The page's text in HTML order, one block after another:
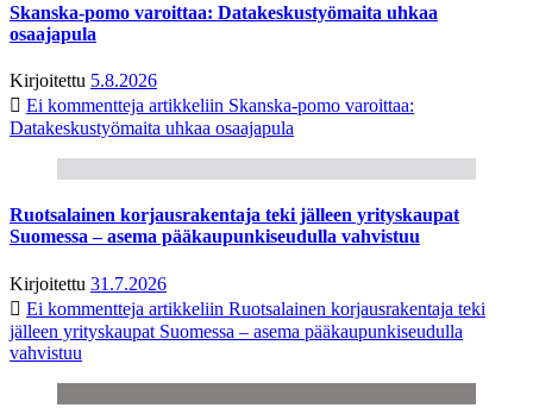
Skanska-pomo varoittaa: Datakeskustyömaita uhkaa
osaajapula
Kirjoitettu 5.8.2026
Ei kommentteja artikkeliin Skanska-pomo varoittaa:
Datakeskustyömaita uhkaa osaajapula
Ruotsalainen korjausrakentaja teki jälleen yrityskaupat
Suomessa – asema pääkaupunkiseudulla vahvistuu
Kirjoitettu 31.7.2026
Ei kommentteja artikkeliin Ruotsalainen korjausrakentaja teki
jälleen yrityskaupat Suomessa – asema pääkaupunkiseudulla
vahvistuu